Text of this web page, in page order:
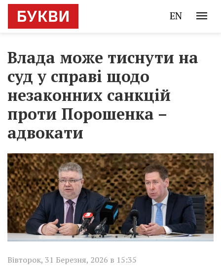
EN
Влада може тиснути на
суд у справі щодо
незаконних санкцій
проти Порошенка –
адвокати
Вівторок, 31 Березня, 2026 в 15:35